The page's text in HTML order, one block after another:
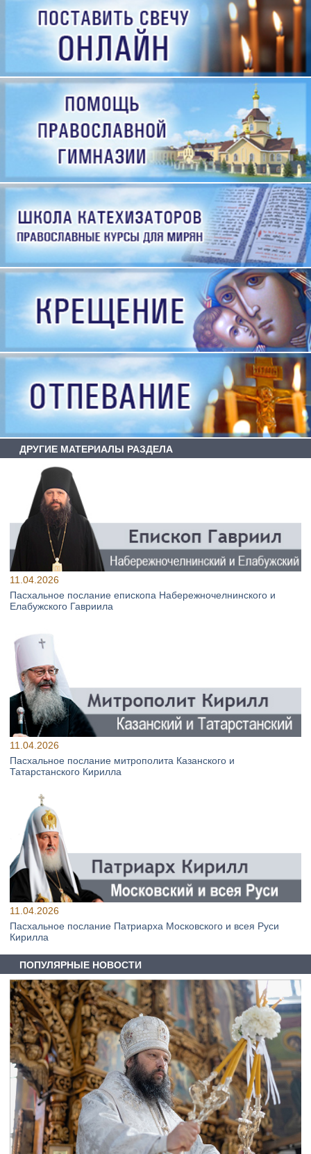
ДРУГИЕ МАТЕРИАЛЫ РАЗДЕЛА
11.04.2026
Пасхальное послание епископа Набережночелнинского и
Елабужского Гавриила
11.04.2026
Пасхальное послание митрополита Казанского и
Татарстанского Кирилла
11.04.2026
Пасхальное послание Патриарха Московского и всея Руси
Кирилла
ПОПУЛЯРНЫЕ НОВОСТИ